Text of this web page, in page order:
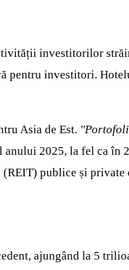
investitorilor
investitori.
Asia de Est.
2025, la fel ca
publice și private
ajungând la 5